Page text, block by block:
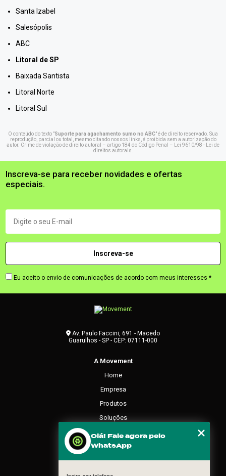
Santa Izabel
Salesópolis
ABC
Litoral de SP
Baixada Santista
Litoral Norte
Litoral Sul
O conteúdo do texto "Suporte para agachamento sumo no ABC" é de direito reservado. Sua
reprodução, parcial ou total, mesmo citando nossos links, é proibida sem a autorização do
autor. Crime de violação de direito autoral – artigo 184 do Código Penal – Lei 9610/98 - Lei de
direitos autorais.
Inscreva-se para receber novidades e ofertas
especiais.
Eu aceito o envio de comunicações de acordo com meus interesses *
Av. Paulo Faccini, 691 - Macedo
Guarulhos - SP - CEP: 07111-000
A Movement
Home
Empresa
Produtos
Soluções
Contato
Categorias
Mapa do site
Olá! Fale agora pelo
WhatsApp